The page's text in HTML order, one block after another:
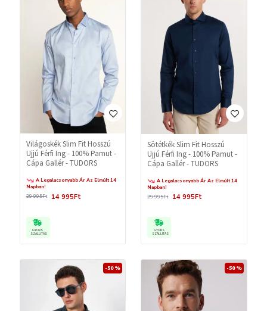
Világoskék Slim Fit Hosszú
Ujjú Férfi Ing - 100% Pamut -
Cápa Gallér - TUDORS
A Legalacsonyabb Ár Az Elmúlt 14
Napban!
14 995Ft
29 995Ft
GYORS
SZÁLLÍTÁS
Sötétkék Slim Fit Hosszú
Ujjú Férfi Ing - 100% Pamut -
Cápa Gallér - TUDORS
A Legalacsonyabb Ár Az Elmúlt 14
Napban!
14 995Ft
29 995Ft
GYORS
SZÁLLÍTÁS
-50 % -50 %